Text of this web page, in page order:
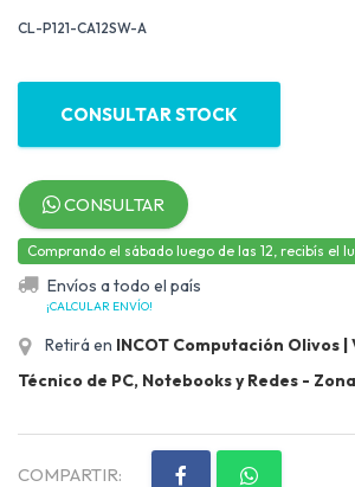
CL-P121-CA12SW-A
CONSULTAR STOCK
CONSULTAR
Comprando el sábado luego de las 12, recibís el
Envíos a todo el país
¡CALCULAR ENVÍO!
Retirá en INCOT Computación Olivos
Técnico de PC, Notebooks y Redes -
COMPARTIR: